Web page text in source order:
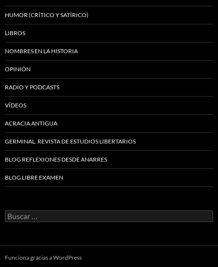
HUMOR (CRÍTICO Y SATÍRICO)
LIBROS
NOMBRES EN LA HISTORIA
OPINIÓN
RADIO Y PODCASTS
VÍDEOS
ACRACIA ANTIGUA
GERMINAL. REVISTA DE ESTUDIOS LIBERTARIOS
BLOG REFLEXIONES DESDE ANARRES
BLOG LIBRE EXAMEN
Buscar:
Funciona gracias a WordPress